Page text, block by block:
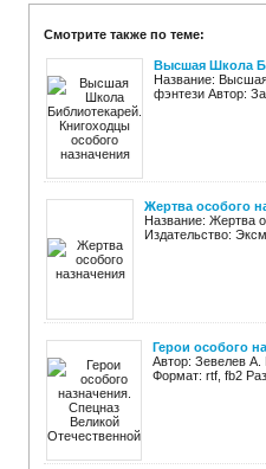
Смотрите также по теме:
Высшая Школа
Название:
фэнтези Автор:
Жертва особого
Название: Жертва
Издательство:
Герои особого
Автор: Зевелев А.
Формат: rtf, fb2